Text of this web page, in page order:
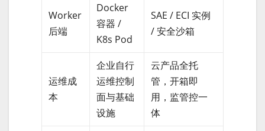
Worker
后端
Docker
容器 /
K8s Pod
SAE / ECI 实例
/ 安全沙箱
运维成
本
企业自行
运维控制
面与基础
设施
云产品全托
管，开箱即
用，监管控一
体